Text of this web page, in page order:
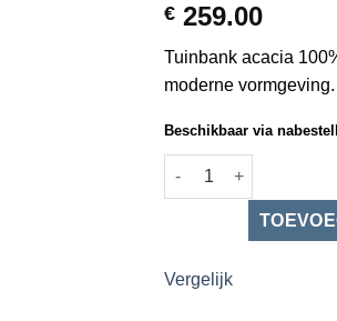
€ 259.00
Tuinbank acacia
moderne
Beschikbaar via
Tuinbank acacia
Vergelijk